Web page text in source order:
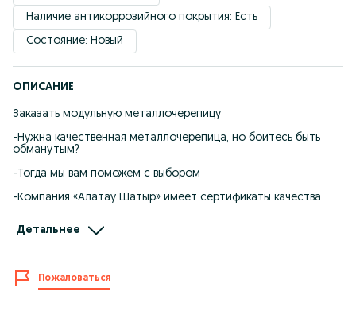
Наличие антикоррозийного покрытия: Есть
Состояние: Новый
ОПИСАНИЕ
Заказать модульную металлочерепицу
-Нужна качественная металлочерепица, но боитесь быть
обманутым?
-Тогда мы вам поможем с выбором
-Компания «Алатау Шатыр» имеет сертификаты качества
-Вы сэкономите кучу времени и средств
-Широкий ассортимент профилей и цветовых решений
Детальнее
Пожаловаться